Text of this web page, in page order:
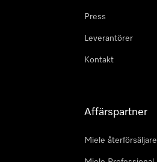
Press
Leverantörer
Kontakt
Affärspartner
Miele återförsäljare